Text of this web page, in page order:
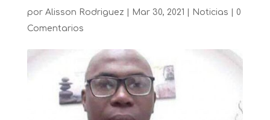
por Alisson Rodriguez Mar 30, 2021 Noticias
0
Comentarios